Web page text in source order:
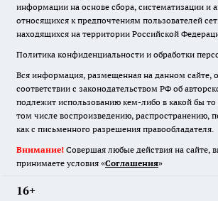
информации на основе сбора, систематизации и
относящихся к предпочтениям пользователей
находящихся на территории Российской
Политика конфиденциальности и обработки
Вся информация, размещенная на данном сайте,
соответствии с законодательством РФ об
подлежит использованию кем-либо в какой бы
том числе воспроизведению, распространению,
как с письменного разрешения правообладателя.
Внимание! Совершая любые действия на сайте,
принимаете условия «Cоглашения»
16+